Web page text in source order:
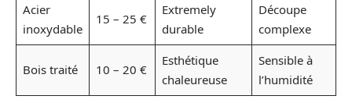
Acier
inoxydable
15 – 25 €
Extremely
durable
Découpe
complexe
Bois traité 10 – 20 €
Esthétique
chaleureuse
Sensible à
l’humidité